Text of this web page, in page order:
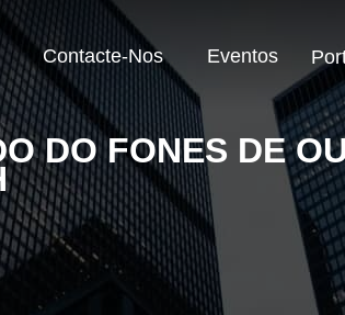
Contacte-Nos Eventos
DO FONES DE